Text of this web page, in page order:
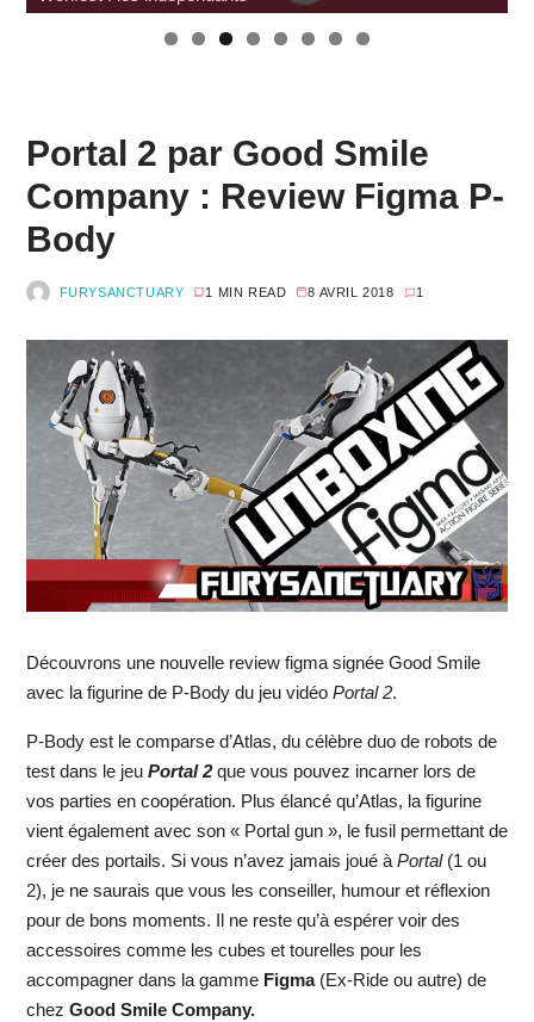
Portal 2 par Good Smile
Company : Review Figma P-
Body
FURYSANCTUARY 1 MIN READ 8 AVRIL 2018 1
Découvrons une nouvelle review figma signée Good Smile
avec la figurine de P-Body du jeu vidéo Portal 2.
P-Body est le comparse d’Atlas, du célèbre duo de robots de
test dans le jeu Portal 2 que vous pouvez incarner lors de
vos parties en coopération. Plus élancé qu’Atlas, la figurine
vient également avec son « Portal gun », le fusil permettant de
créer des portails. Si vous n’avez jamais joué à Portal(1 ou
2), je ne saurais que vous les conseiller, humour et réflexion
pour de bons moments. Il ne reste qu’à espérer voir des
accessoires comme les cubes et tourelles pour les
accompagner dans la gamme Figma(Ex-Ride ou autre) de
chez Good Smile Company.